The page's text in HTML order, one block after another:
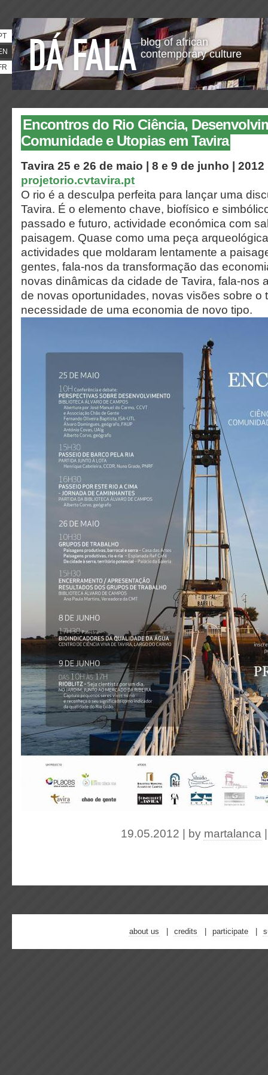
blog of african
contemporary culture
Encontros do Rio Ciência,
Comunidade e Utopias em Tavira
Tavira 25 e 26 de maio | 8 e 9 de junho | 2012
projetorio.cvtavira.pt
O rio é a desculpa perfeita para lançar uma
Tavira. É o elemento chave, biofísico e
passado e futuro, actividade económica com
paisagem. Quase como uma peça
actividades que moldaram lentamente a
gentes, fala-nos da transformação das
novas dinâmicas da cidade de Tavira, fala-nos
de novas oportunidades, novas visões sobre o
necessidade de uma economia de novo tipo.
19.05.2012 | by martalanca
about us credits participate